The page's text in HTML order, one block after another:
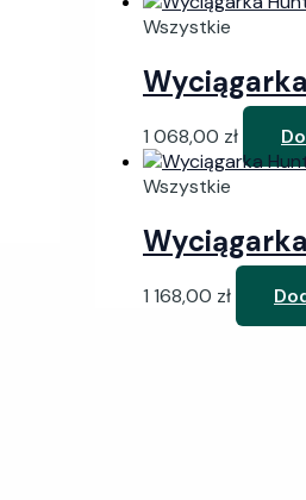
Wszystkie
1 068,00 zł
Wszystkie
1 168,00 zł